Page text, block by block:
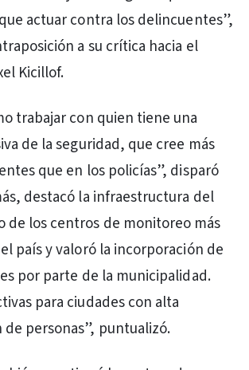
actuar contra los delincuentes”,
a su crítica hacia el
Kicillof.
trabajar con quien tiene una
de la seguridad, que cree más
que en los policías”, disparó
destacó la infraestructura del
de los centros de monitoreo más
país y valoró la incorporación de
por parte de la municipalidad.
para ciudades con alta
personas”, puntualizó.